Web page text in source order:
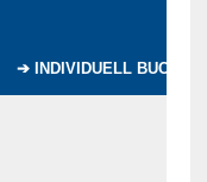
➔ INDIVIDUELL BUCHEN